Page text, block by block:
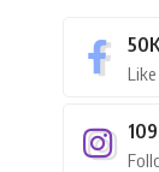
50K
Like
109